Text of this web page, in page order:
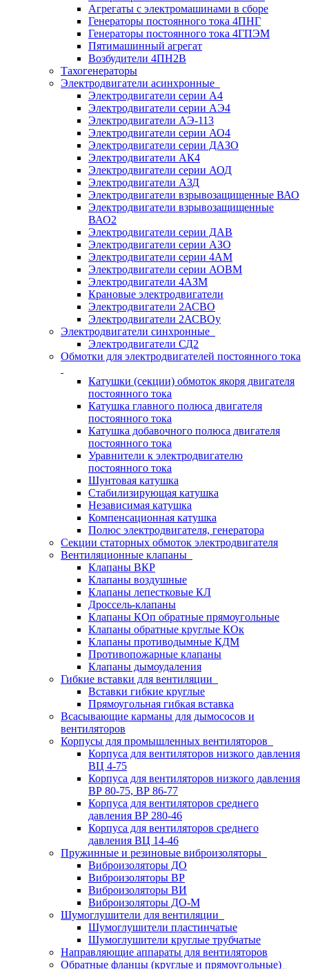
Агрегаты с электромашинами в сборе
Генераторы постоянного тока 4ПНГ
Генераторы постоянного тока 4ГПЭМ
Пятимашинный агрегат
Возбудители 4ПН2В
Тахогенераторы
Электродвигатели асинхронные
Электродвигатели серии А4
Электродвигатели серии АЭ4
Электродвигатели АЭ-113
Электродвигатели серии АО4
Электродвигатели серии ДАЗО
Электродвигатели АК4
Электродвигатели серии АОД
Электродвигатели АЗД
Электродвигатели взрывозащищенные ВАО
Электродвигатели взрывозащищенные
ВАО2
Электродвигатели серии ДАВ
Электродвигатели серии АЗО
Электродвигатели серии 4АМ
Электродвигатели серии АОВМ
Электродвигатели 4АЗМ
Крановые электродвигатели
Электродвигатели 2АСВО
Электродвигатели 2АСВОу
Электродвигатели синхронные
Электродвигатели СД2
Обмотки для электродвигателей постоянного тока
Катушки (секции) обмоток якоря двигателя
постоянного тока
Катушка главного полюса двигателя
постоянного тока
Катушка добавочного полюса двигателя
постоянного тока
Уравнители к электродвигателю
постоянного тока
Шунтовая катушка
Стабилизирующая катушка
Независимая катушка
Компенсационная катушка
Полюс электродвигателя, генератора
Секции статорных обмоток электродвигателя
Вентиляционные клапаны
Клапаны ВКР
Клапаны воздушные
Клапаны лепестковые КЛ
Дроссель-клапаны
Клапаны КОп обратные прямоугольные
Клапаны обратные круглые КОк
Клапаны противодымные КДМ
Противопожарные клапаны
Клапаны дымоудаления
Гибкие вставки для вентиляции
Вставки гибкие круглые
Прямоугольная гибкая вставка
Всасывающие карманы для дымососов и
вентиляторов
Корпусы для промышленных вентиляторов
Корпуса для вентиляторов низкого давления
ВЦ 4-75
Корпуса для вентиляторов низкого давления
ВР 80-75, ВР 86-77
Корпуса для вентиляторов среднего
давления ВР 280-46
Корпуса для вентиляторов среднего
давления ВЦ 14-46
Пружинные и резиновые виброизоляторы
Виброизоляторы ДО
Виброизоляторы ВР
Виброизоляторы ВИ
Виброизоляторы ДО-М
Шумоглушители для вентиляции
Шумоглушители пластинчатые
Шумоглушители круглые трубчатые
Направляющие аппараты для вентиляторов
Обратные фланцы (круглые и прямоугольные)